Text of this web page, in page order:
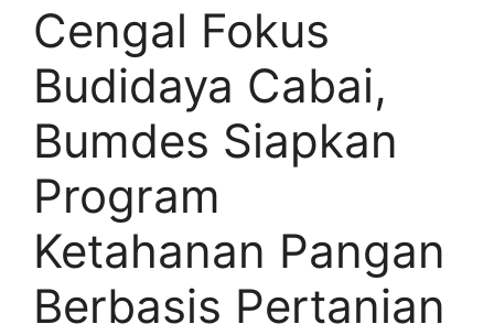
Cengal Fokus
Budidaya Cabai,
Bumdes Siapkan
Program
Ketahanan Pangan
Berbasis Pertanian